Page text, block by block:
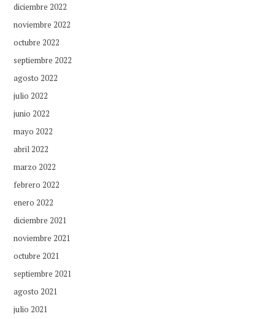
diciembre 2022
noviembre 2022
octubre 2022
septiembre 2022
agosto 2022
julio 2022
junio 2022
mayo 2022
abril 2022
marzo 2022
febrero 2022
enero 2022
diciembre 2021
noviembre 2021
octubre 2021
septiembre 2021
agosto 2021
julio 2021